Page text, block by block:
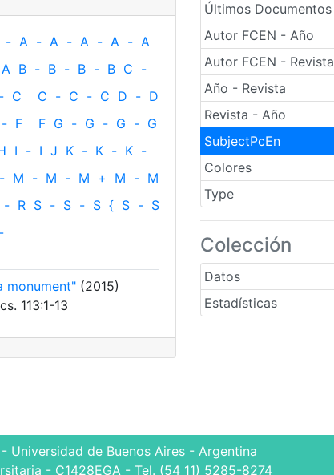
Últimos Documentos
Autor FCEN - Año
Autor FCEN - Revista
Año - Revista
Revista - Año
SubjectPcEn
Colores
Type
Colección
Datos
Estadísticas
- A - A - A - A - A
A B - B - B - B C -
- C C - C - C D - D
- F F G - G - G - G
I - I J K - K - K -
- M - M - M + M - M
- R S - S - S { S - S
-
monument" (2015)
113:1-13
Universidad de Buenos Aires - Argentina
- C1428EGA - Tel. (54 11) 5285-8274